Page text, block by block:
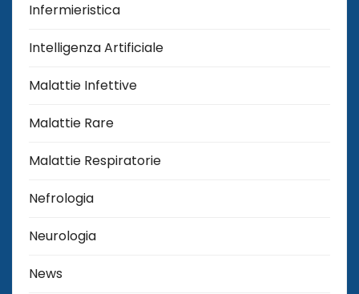
Infermieristica
Intelligenza Artificiale
Malattie Infettive
Malattie Rare
Malattie Respiratorie
Nefrologia
Neurologia
News